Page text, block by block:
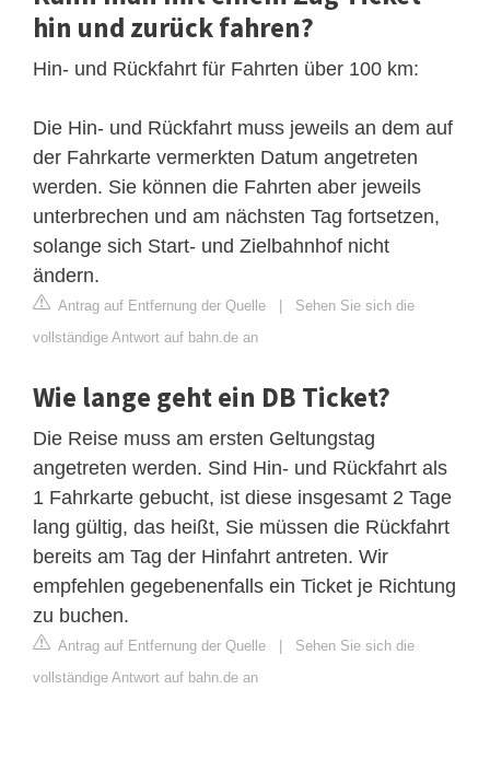
hin und zurück fahren?
Hin- und Rückfahrt für Fahrten über 100 km:
Die Hin- und Rückfahrt muss jeweils an dem auf
der Fahrkarte vermerkten Datum angetreten
werden. Sie können die Fahrten aber jeweils
unterbrechen und am nächsten Tag fortsetzen,
solange sich Start- und Zielbahnhof nicht
ändern.
Antrag auf Entfernung der Quelle | Sehen Sie sich die
vollständige Antwort auf bahn.de an
Wie lange geht ein DB Ticket?
Die Reise muss am ersten Geltungstag
angetreten werden. Sind Hin- und Rückfahrt als
1 Fahrkarte gebucht, ist diese insgesamt 2 Tage
lang gültig, das heißt, Sie müssen die Rückfahrt
bereits am Tag der Hinfahrt antreten. Wir
empfehlen gegebenenfalls ein Ticket je Richtung
zu buchen.
Antrag auf Entfernung der Quelle | Sehen Sie sich die
vollständige Antwort auf bahn.de an